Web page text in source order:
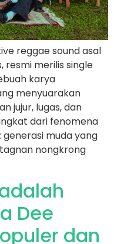
reggae sound asal
resmi merilis single
karya
menyuarakan
jujur, lugas, dan
dari fenomena
muda yang
nongkrong
Dee
dan